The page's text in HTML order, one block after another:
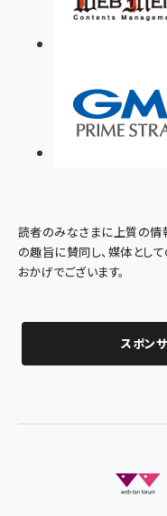
読者のみなさまに上質の情
の趣旨に賛同し、媒体とし
おかげでございます。
スポン